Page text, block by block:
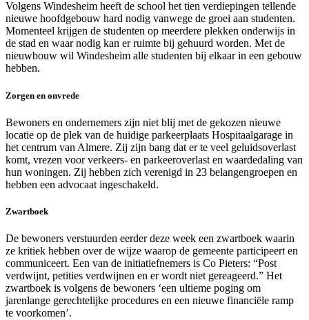
Volgens Windesheim heeft de school het tien verdiepingen tellende
nieuwe hoofdgebouw hard nodig vanwege de groei aan studenten.
Momenteel krijgen de studenten op meerdere plekken onderwijs in
de stad en waar nodig kan er ruimte bij gehuurd worden. Met de
nieuwbouw wil Windesheim alle studenten bij elkaar in een gebouw
hebben.
Zorgen en onvrede
Bewoners en ondernemers zijn niet blij met de gekozen nieuwe
locatie op de plek van de huidige parkeerplaats Hospitaalgarage in
het centrum van Almere. Zij zijn bang dat er te veel geluidsoverlast
komt, vrezen voor verkeers- en parkeeroverlast en waardedaling van
hun woningen. Zij hebben zich verenigd in 23 belangengroepen en
hebben een advocaat ingeschakeld.
Zwartboek
De bewoners verstuurden eerder deze week een zwartboek waarin
ze kritiek hebben over de wijze waarop de gemeente participeert en
communiceert. Een van de initiatiefnemers is Co Pieters: “Post
verdwijnt, petities verdwijnen en er wordt niet gereageerd.” Het
zwartboek is volgens de bewoners ‘een ultieme poging om
jarenlange gerechtelijke procedures en een nieuwe financiële ramp
te voorkomen’.